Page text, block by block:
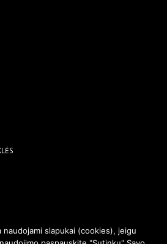
slapukai (cookies), jeigu